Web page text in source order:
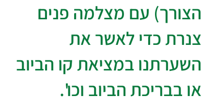
הצורך) עם מצלמה פנים
צנרת כדי לאשר את
השערתנו במציאת קו הביוב
או בבריכת הביוב וכו'.